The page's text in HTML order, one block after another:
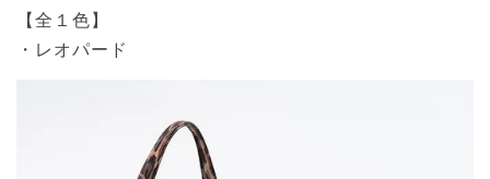
【全１色】
・レオパード